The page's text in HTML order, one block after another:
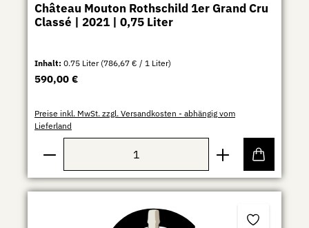
Château Mouton Rothschild 1er Grand Cru
Classé | 2021 | 0,75 Liter
Inhalt:0.75 Liter (786,67 € / 1 Liter)
Regulärer Preis:
590,00 €
Preise inkl. MwSt. zzgl. Versandkosten - abhängig vom
Lieferland
Produkt Anzahl: Gib den gewünschten Wert ein